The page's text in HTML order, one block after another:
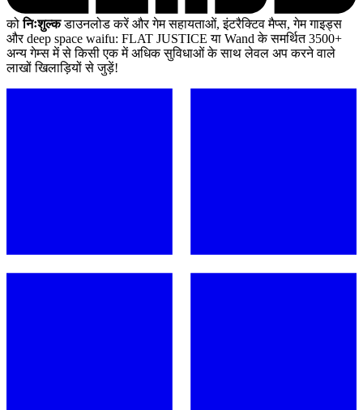
कोनिःशुल्कडाउनलोड करें और गेम सहायताओं, इंटरैक्टिव मैप्स, गेम गाइड्स
और deep space waifu: FLAT JUSTICE या Wand के समर्थित 3500+
अन्य गेम्स में से किसी एक में अधिक सुविधाओं के साथ लेवल अप करने वाले
लाखों खिलाड़ियों से जुड़ें!